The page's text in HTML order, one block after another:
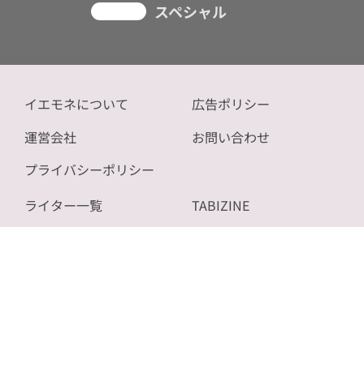
スペシャル
イエモネについて
運営会社
プライバシーポリシー
広告ポリシー
お問い合わせ
ライター一覧
TABIZINE